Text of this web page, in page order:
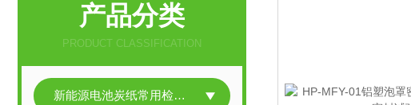
产品分类
PRODUCT CLASSIFICATION
新能源电池炭纸常用检测仪